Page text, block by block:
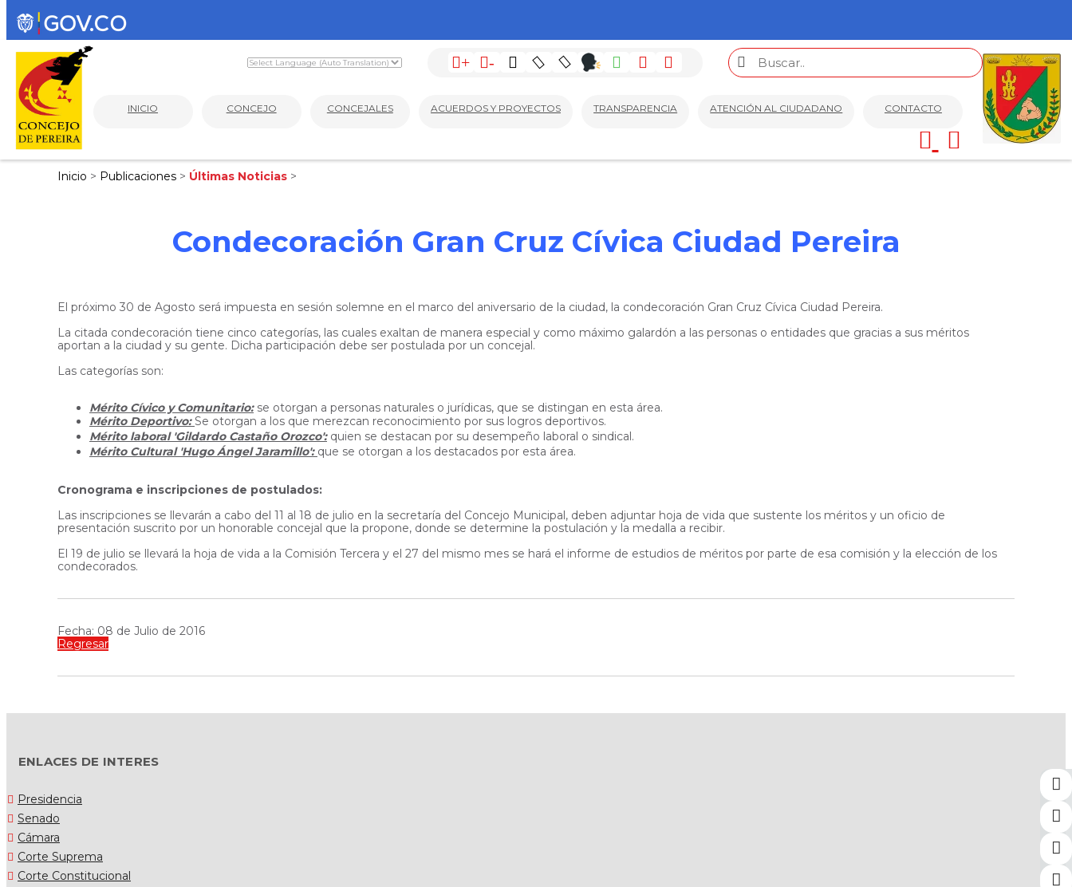
+ -
INICIO CONCEJO CONCEJALES ACUERDOS Y PROYECTOS TRANSPARENCIA ATENCIÓN AL CIUDADANO CONTACTO
Inicio > Publicaciones > Últimas Noticias >
Condecoración Gran Cruz Cívica Ciudad Pereira
El próximo 30 de Agosto será impuesta en sesión solemne en el marco del aniversario de la ciudad, la condecoración Gran Cruz Cívica Ciudad Pereira.
La citada condecoración tiene cinco categorías, las cuales exaltan de manera especial y como máximo galardón a las personas o entidades que gracias a sus méritos
aportan a la ciudad y su gente. Dicha participación debe ser postulada por un concejal.
Las categorías son:
Mérito Cívico y Comunitario:se otorgan a personas naturales o jurídicas, que se distingan en esta área.
Mérito Deportivo:Se otorgan a los que merezcan reconocimiento por sus logros deportivos.
Mérito laboral 'Gildardo Castaño Orozco': quien se destacan por su desempeño laboral o sindical.
Mérito Cultural 'Hugo Ángel Jaramillo': que se otorgan a los destacados por esta área.
Cronograma e inscripciones de postulados:
Las inscripciones se llevarán a cabo del 11 al 18 de julio en la secretaría del Concejo Municipal, deben adjuntar hoja de vida que sustente los méritos y un oficio de
presentación suscrito por un honorable concejal que la propone, donde se determine la postulación y la medalla a recibir.
El 19 de julio se llevará la hoja de vida a la Comisión Tercera y el 27 del mismo mes se hará el informe de estudios de méritos por parte de esa comisión y la elección de los
condecorados.
Fecha: 08 de Julio de 2016
Regresar
ENLACES DE INTERES
Presidencia
Senado
Cámara
Corte Suprema
Corte Constitucional